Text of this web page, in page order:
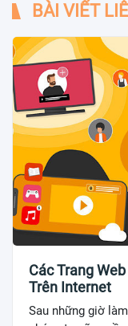
BÀI VIẾT
Các Trang
Trên Internet
Sau những giờ